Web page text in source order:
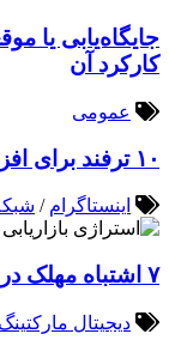
جایگاه‌یابی یا
کارکرد آن
عمومی
۱۰ ترفند برای افزایش ضریب مشارکت در اینستاگرام
اینستاگرام /
۷ اشتباه مهلک در شبکه‌های اجتماعی
دیجیتال مارکتینگ